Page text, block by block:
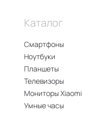
Каталог
Смартфоны
Ноутбуки
Планшеты
Телевизоры
Мониторы Xiaomi
Умные часы